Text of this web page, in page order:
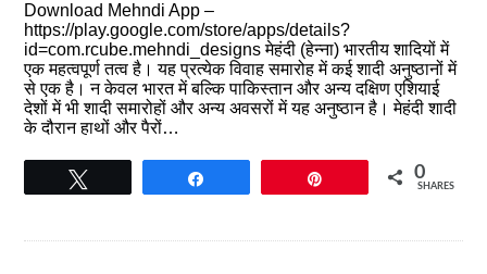
Download Mehndi App –
https://play.google.com/store/apps/details?
id=com.rcube.mehndi_designs मेहंदी (हेन्ना) भारतीय शादियों में
एक महत्वपूर्ण तत्व है। यह प्रत्येक विवाह समारोह में कई शादी अनुष्ठानों में
से एक है। न केवल भारत में बल्कि पाकिस्तान और अन्य दक्षिण एशियाई
देशों में भी शादी समारोहों और अन्य अवसरों में यह अनुष्ठान है। मेहंदी शादी
के दौरान हाथों और पैरों…
0
SHARES